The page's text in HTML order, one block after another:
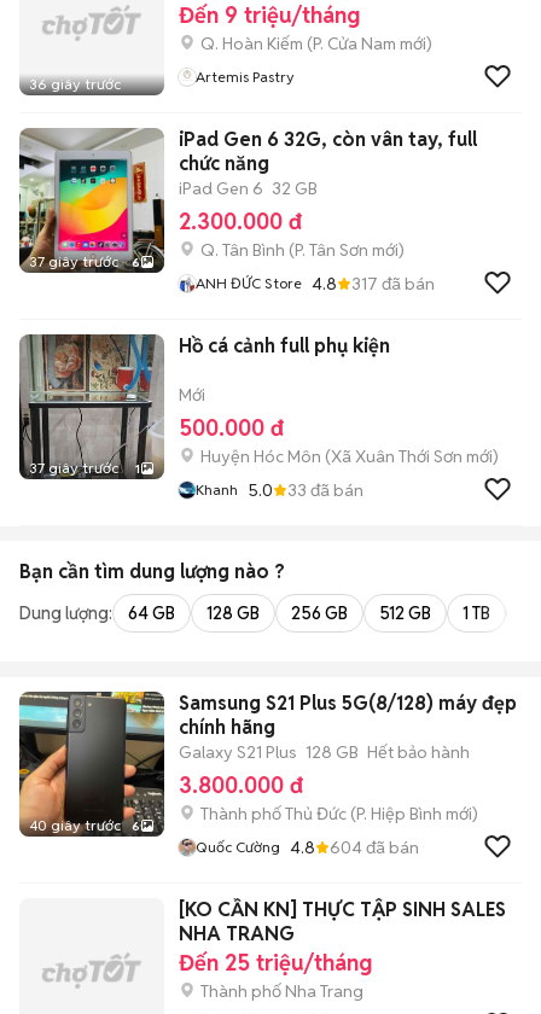
36 giây trước
Đến 9 triệu/tháng
Q. Hoàn Kiếm (P. Cửa Nam mới)
Artemis Pastry
37 giây trước 6
iPad Gen 6 32G, còn vân tay, full
chức năng
iPad Gen 6 32 GB
2.300.000 đ
Q. Tân Bình (P. Tân Sơn mới)
ANH ĐỨC Store 4.8 317 đã bán
37 giây trước 1
Hồ cá cảnh full phụ kiện
Mới
500.000 đ
Huyện Hóc Môn (Xã Xuân Thới Sơn mới)
Khanh 5.0 33 đã bán
Bạn cần tìm dung lượng nào ?
Dung lượng: 64 GB 128 GB 256 GB 512 GB 1 TB
40 giây trước 6
Samsung S21 Plus 5G(8/128) máy đẹp
chính hãng
Galaxy S21 Plus 128 GB Hết bảo hành
3.800.000 đ
Thành phố Thủ Đức (P. Hiệp Bình mới)
Quốc Cường 4.8 604đã bán
[KO CẦN KN] THỰC TẬP SINH SALES
NHA TRANG
Đến 25 triệu/tháng
Thành phố Nha Trang